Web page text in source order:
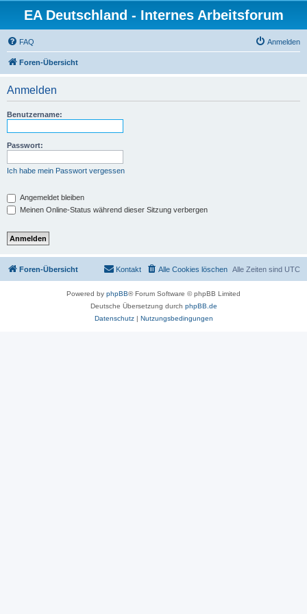
EA Deutschland - Internes Arbeitsforum
FAQ Anmelden
Foren-Übersicht
Anmelden
Benutzername:
Passwort:
Ich habe mein Passwort vergessen
Angemeldet bleiben
Meinen Online-Status während dieser Sitzung verbergen
Foren-Übersicht Alle Zeiten sind UTC
Alle Cookies löschen
Kontakt
Powered by phpBB® Forum Software © phpBB Limited
Deutsche Übersetzung durch phpBB.de
Datenschutz| Nutzungsbedingungen